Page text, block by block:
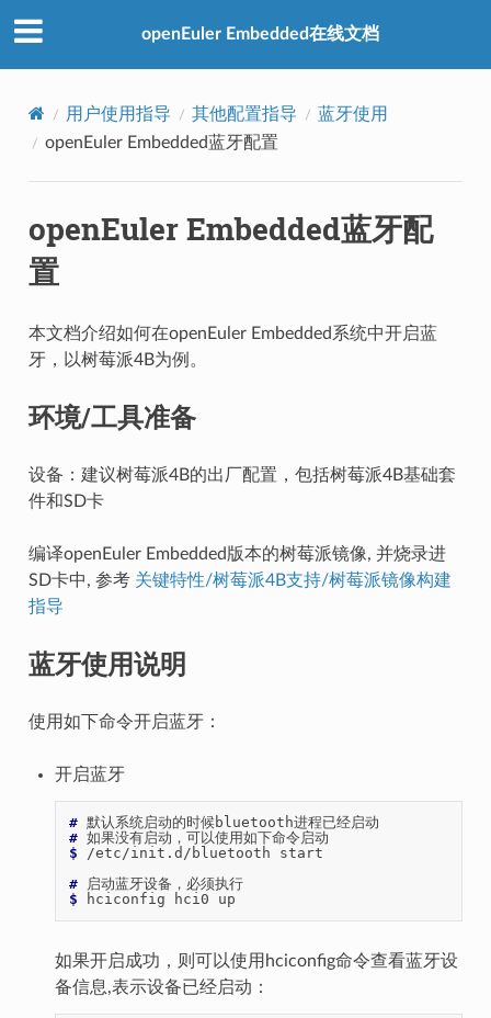
openEuler Embedded在线文档
用户使用指导 其他配置指导
蓝牙使用
openEuler Embedded蓝牙配置
openEuler Embedded蓝牙配
置
本文档介绍如何在openEuler Embedded系统中开启蓝
牙，以树莓派4B为例。
环境/工具准备
设备：建议树莓派4B的出厂配置，包括树莓派4B基础套
件和SD卡
编译openEuler Embedded版本的树莓派镜像, 并烧录进
SD卡中, 参考 关键特性/树莓派4B支持/树莓派镜像构建
指导
蓝牙使用说明
使用如下命令开启蓝牙：
开启蓝牙
#
#
$
/etc/init.d/bluetooth
start
#
启动蓝牙设备，必须执行
$
hciconfig hci0
如果开启成功，则可以使用hciconfig命令查看蓝牙设
备信息,表示设备已经启动：